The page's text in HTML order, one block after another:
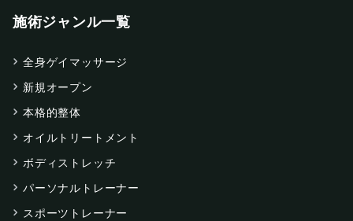
施術ジャンル一覧
全身ゲイマッサージ
新規オープン
本格的整体
オイルトリートメント
ボディストレッチ
パーソナルトレーナー
スポーツトレーナー